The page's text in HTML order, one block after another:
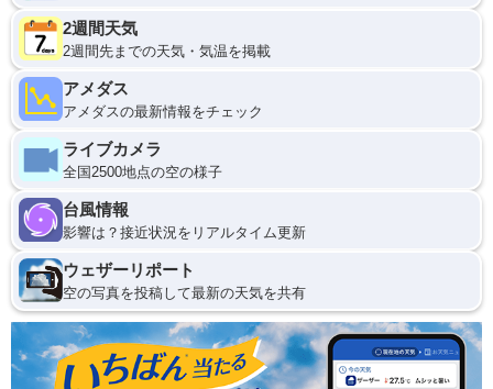
2週間天気
2週間先までの天気・気温を掲載
アメダス
アメダスの最新情報をチェック
ライブカメラ
全国2500地点の空の様子
台風情報
影響は？接近状況をリアルタイム更新
ウェザーリポート
空の写真を投稿して最新の天気を共有